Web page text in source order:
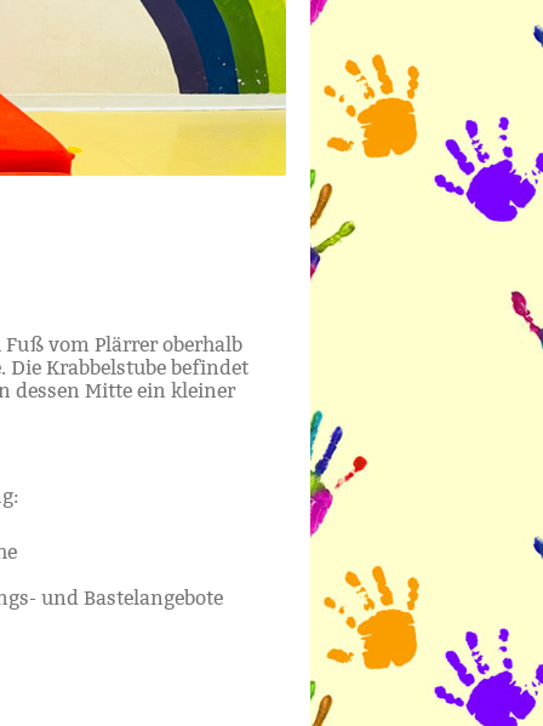
vom Plärrer oberhalb
Die Krabbelstube befindet
dessen Mitte ein kleiner
und Bastelangebote